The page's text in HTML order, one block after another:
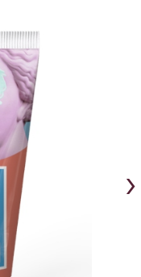
›